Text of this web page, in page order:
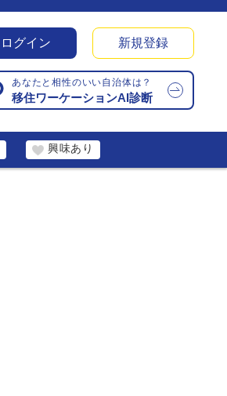
ログイン 新規登録
あなたと相性のいい自治体は？
移住ワーケーションAI診断
興味あり